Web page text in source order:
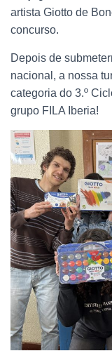
artista Giotto de
concurso.
Depois de
nacional, a nossa
categoria do 3.º
grupo FILA Iberia!